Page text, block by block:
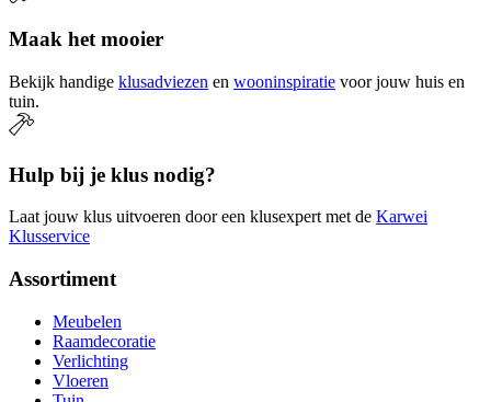
Maak het mooier
Bekijk handige klusadviezen en wooninspiratie voor jouw huis en
tuin.
Hulp bij je klus nodig?
Laat jouw klus uitvoeren door een klusexpert met de Karwei
Klusservice
Assortiment
Meubelen
Raamdecoratie
Verlichting
Vloeren